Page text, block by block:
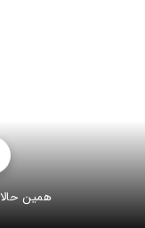
همین